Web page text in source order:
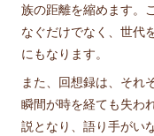
族の距離を縮めます。
なぐだけでなく、世代
にもなります。
また、回想録は、それ
瞬間が時を経ても失わ
説となり、語り手がい